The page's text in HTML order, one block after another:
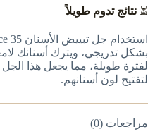
⏳ نتائج تدوم طويلاً
بشكل تدريجي، ويترك أسنانك
لفترة طويلة، مما يجعل هذا
لتفتيح لون أسنانهم.
مراجعات (0)